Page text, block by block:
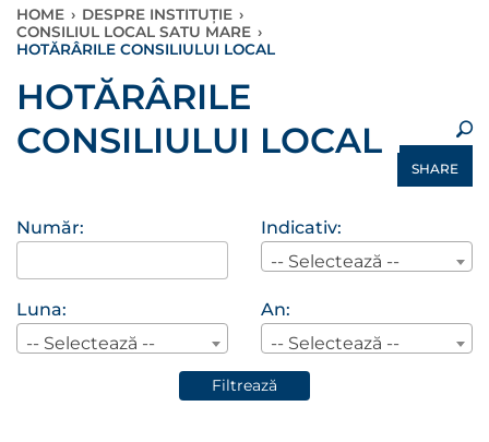
HOME › DESPRE INSTITUȚIE ›
CONSILIUL LOCAL SATU MARE ›
HOTĂRÂRILE CONSILIULUI LOCAL
HOTĂRÂRILE
CONSILIULUI LOCAL
SHARE
Număr:
Indicativ:
-- Selectează --
Luna:
-- Selectează --
An:
-- Selectează --
Filtrează